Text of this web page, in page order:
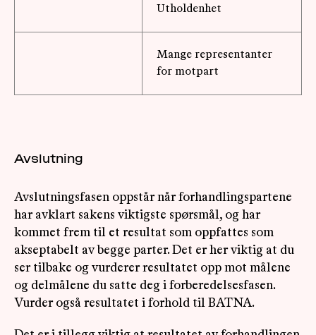
Utholdenhet
Mange representanter
for motpart
Avslutning
Avslutningsfasen oppstår når forhandlingspartene
har avklart sakens viktigste spørsmål, og har
kommet frem til et resultat som oppfattes som
akseptabelt av begge parter. Det er her viktig at du
ser tilbake og vurderer resultatet opp mot målene
og delmålene du satte deg i forberedelsesfasen.
Vurder også resultatet i forhold til BATNA.